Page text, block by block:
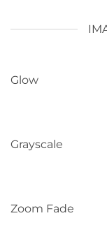
Glow
Grayscale
Zoom Fade